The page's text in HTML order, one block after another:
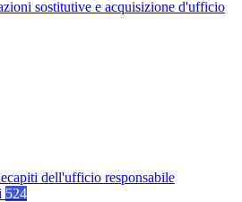
sostitutive e acquisizione d'ufficio
dell'ufficio responsabile
524